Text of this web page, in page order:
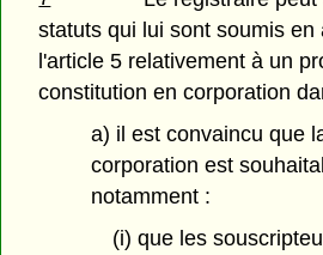
statuts qui lui sont soumis en
l'article 5 relativement à un
constitution en corporation
a) il est convaincu que
corporation est
notamment :
(i) que les